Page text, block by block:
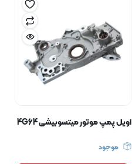
اویل پمپ موتور میتسوبیشی 4G64
موجود